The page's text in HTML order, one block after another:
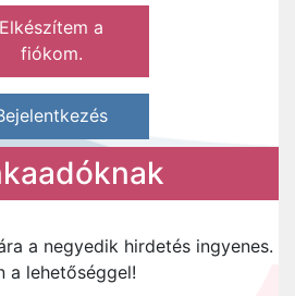
Elkészítem a
fiókom.
a negyedik hirdetés ingyenes.
a lehetőséggel!